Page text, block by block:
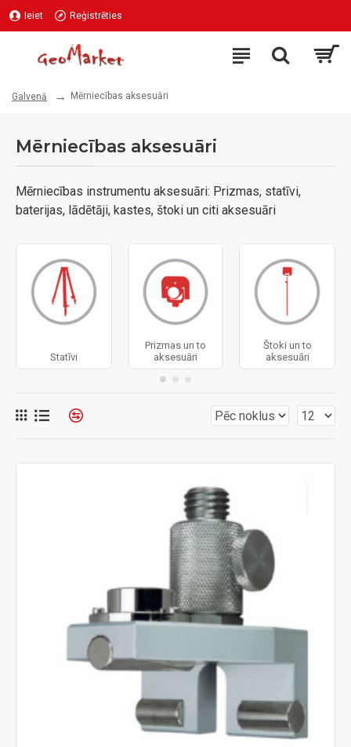
Ieiet Reģistrēties
Galvenā Mērniecības aksesuāri
Mērniecības aksesuāri
Mērniecības instrumentu aksesuāri: Prizmas, statīvi,
baterijas, lādētāji, kastes, štoki un citi aksesuāri
Statīvi
Prizmas un to
aksesuāri
Štoki un to
aksesuāri